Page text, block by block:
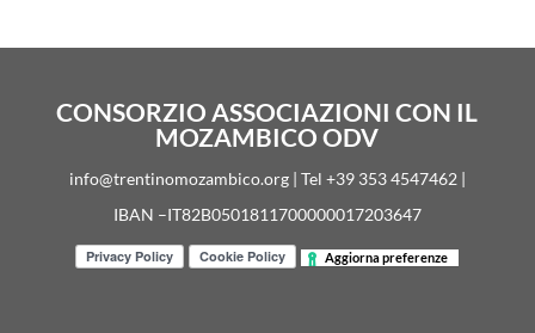
CONSORZIO ASSOCIAZIONI CON IL
MOZAMBICO ODV
info@trentinomozambico.org | Tel +39 353 4547462 |
IBAN –IT82B0501811700000017203647
Aggiorna preferenze